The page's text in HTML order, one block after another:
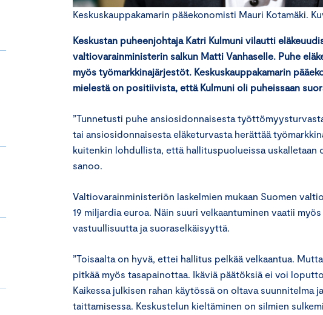
Keskuskauppakamarin pääekonomisti Mauri Kotamäki.
Keskustan puheenjohtaja Katri Kulmuni vilautti
valtiovarainministerin salkun Matti Vanhaselle. Puhe
myös työmarkkinajärjestöt. Keskuskauppakamarin
mielestä on positiivista, että Kulmuni oli puheissaan
”Tunnetusti puhe ansiosidonnaisesta
tai ansiosidonnaisesta eläketurvasta herättää
kuitenkin lohdullista, että hallituspuolueissa uskalletaan
sanoo.
Valtiovarainministeriön laskelmien mukaan Suomen
19 miljardia euroa. Näin suuri velkaantuminen vaatii
vastuullisuutta ja suoraselkäisyyttä.
”Toisaalta on hyvä, ettei hallitus pelkää velkaantua.
pitkää myös tasapainottaa. Ikäviä päätöksiä ei voi
Kaikessa julkisen rahan käytössä on oltava suunnitelma
taittamisessa. Keskustelun kieltäminen on silmien